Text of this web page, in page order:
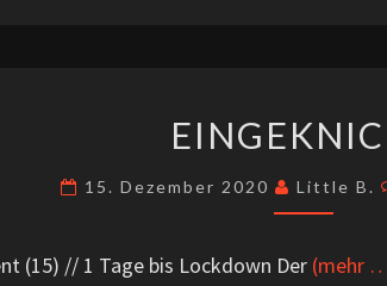
15. Dezember 2020 Little B.
(15) // 1 Tage bis Lockdown Der (mehr